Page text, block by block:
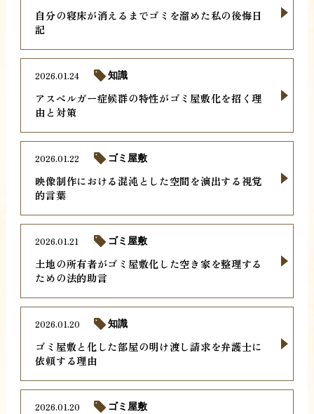
自分の寝床が消えるまでゴミを溜めた私の後悔日
記
アスペルガー症候群の特性がゴミ屋敷化を招く理
由と対策
2026.01.24 知識
映像制作における混沌とした空間を演出する視覚
的言葉
2026.01.22 ゴミ屋敷
土地の所有者がゴミ屋敷化した空き家を整理する
ための法的助言
2026.01.21 ゴミ屋敷
ゴミ屋敷と化した部屋の明け渡し請求を弁護士に
依頼する理由
2026.01.20 知識
2026.01.20 ゴミ屋敷